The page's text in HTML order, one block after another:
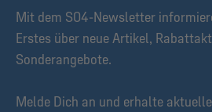
Mit dem S04-Newsletter
Erstes über neue Artikel,
Sonderangebote.
Melde Dich an und erhalte